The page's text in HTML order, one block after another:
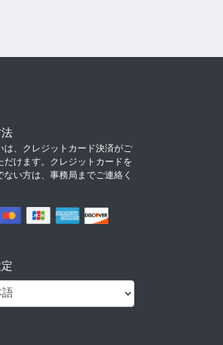
は、クレジットカード決済がご
だけます。クレジットカードを
ない方は、事務局までご連絡く